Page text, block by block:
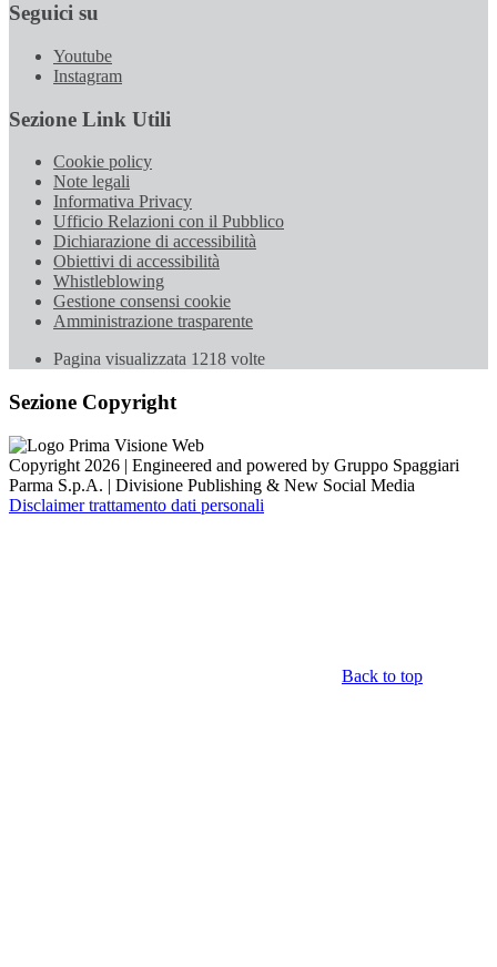
Seguici su
Youtube
Instagram
Sezione Link Utili
Cookie policy
Note legali
Informativa Privacy
Ufficio Relazioni con il Pubblico
Dichiarazione di accessibilità
Obiettivi di accessibilità
Whistleblowing
Gestione consensi cookie
Amministrazione trasparente
Pagina visualizzata 1218 volte
Sezione Copyright
Copyright 2026 | Engineered and powered by Gruppo Spaggiari
Parma S.p.A. | Divisione Publishing & New Social Media
Disclaimer trattamento dati personali
Back to top